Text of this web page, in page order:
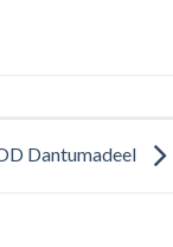
Dantumadeel